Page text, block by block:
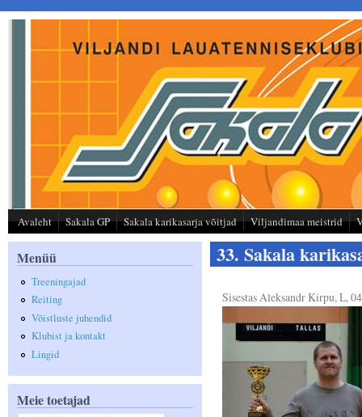
Liigu edasi põhisisu juurde
Avaleht Sakala GP Sakala karikasarja võitjad Viljandimaa meistrid
Menüü
Treeningajad
Reiting
Võistluste juhendid
Klubist ja kontakt
Lingid
Meie toetajad
33. Sakala
SisestasAleksandr Kirpu, L,